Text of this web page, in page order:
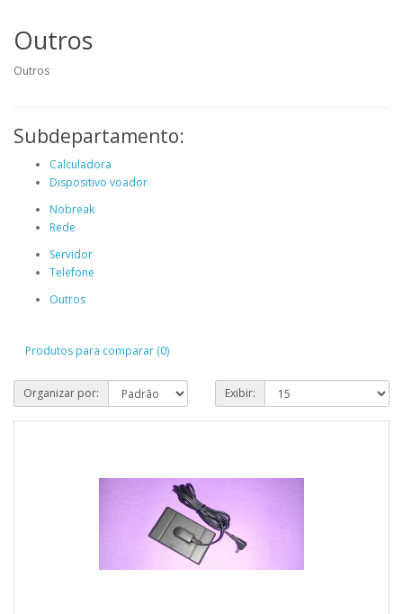
Outros
Outros
Subdepartamento:
Calculadora
Dispositivo voador
Nobreak
Rede
Servidor
Telefone
Outros
Produtos para comparar (0)
Organizar por: Exibir: